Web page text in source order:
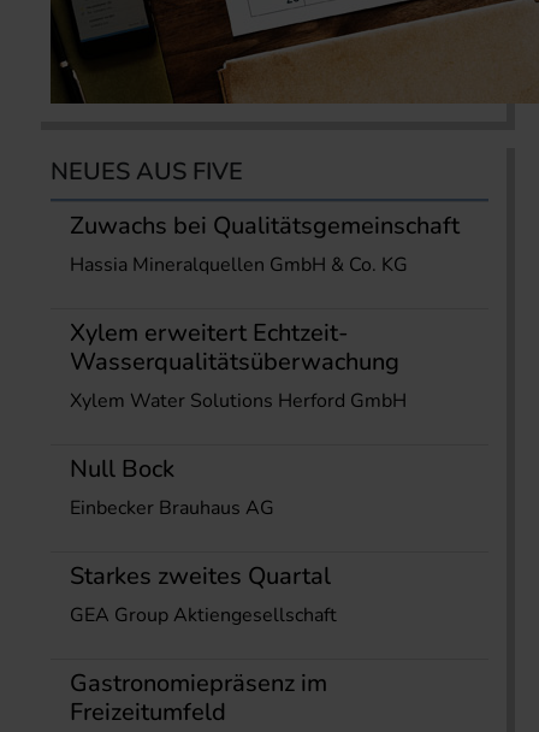
NEUES AUS FIVE
Zuwachs bei Qualitätsgemeinschaft
Hassia Mineralquellen GmbH & Co. KG
Xylem erweitert Echtzeit-
Wasserqualitätsüberwachung
Xylem Water Solutions Herford GmbH
Null Bock
Einbecker Brauhaus AG
Starkes zweites Quartal
GEA Group Aktiengesellschaft
Gastronomiepräsenz im
Freizeitumfeld